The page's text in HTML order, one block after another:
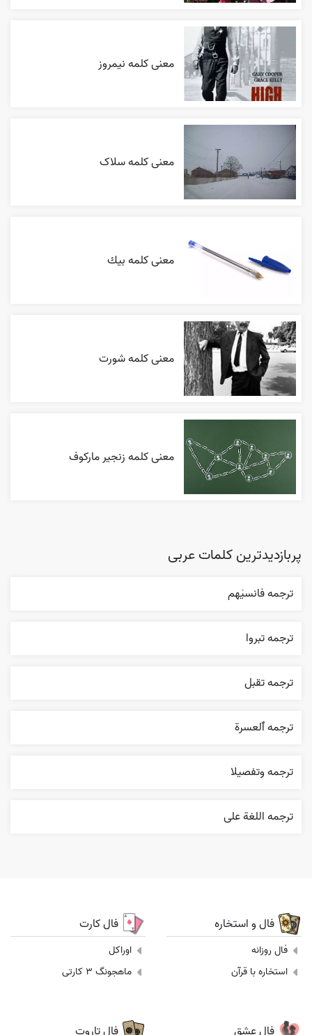
معنی کلمه نیمروز
معنی کلمه سلاک
معنی کلمه بيك
معنی کلمه شورت
معنی کلمه زنجیر مارکوف
پربازدیدترین کلمات عربی
ترجمه فانسیٰهم
ترجمه تبروا
ترجمه تقبل
ترجمه ٱلعسرة
ترجمه وتفصيلا
ترجمه اللغة علی
فال و استخاره
فال روزانه
استخاره با قرآن
فال کارت
اوراکل
ماهجونگ 3 کارتی